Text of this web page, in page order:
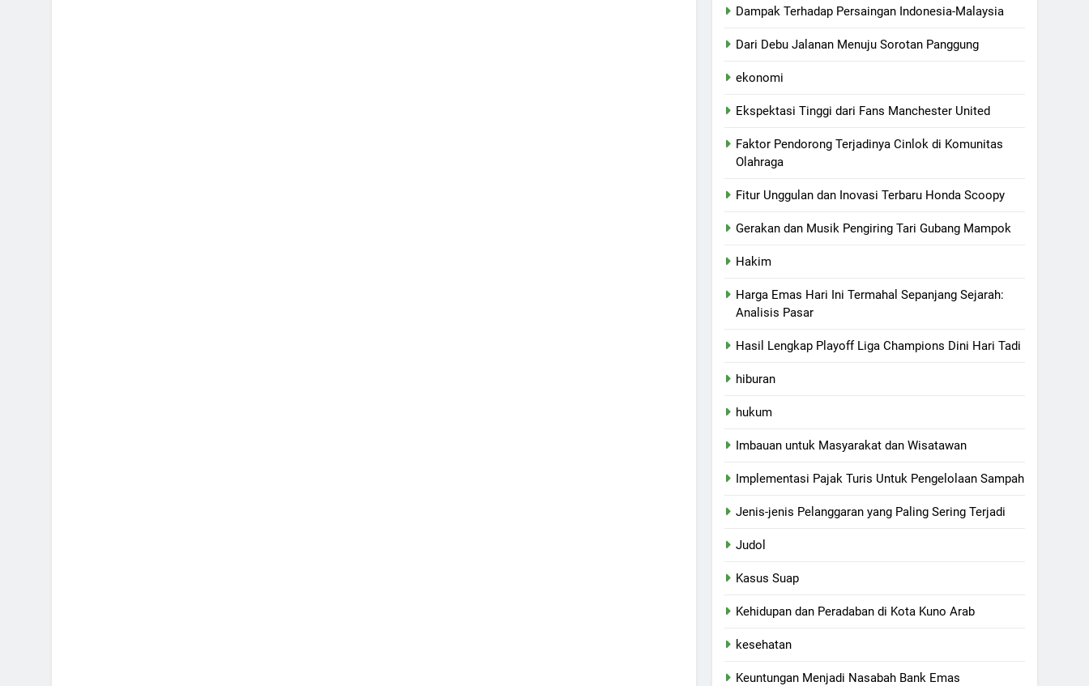
Dampak Terhadap Persaingan Indonesia-Malaysia
Dari Debu Jalanan Menuju Sorotan Panggung
ekonomi
Ekspektasi Tinggi dari Fans Manchester United
Faktor Pendorong Terjadinya Cinlok di Komunitas
Olahraga
Fitur Unggulan dan Inovasi Terbaru Honda Scoopy
Gerakan dan Musik Pengiring Tari Gubang Mampok
Hakim
Harga Emas Hari Ini Termahal Sepanjang Sejarah:
Analisis Pasar
Hasil Lengkap Playoff Liga Champions Dini Hari Tadi
hiburan
hukum
Imbauan untuk Masyarakat dan Wisatawan
Implementasi Pajak Turis Untuk Pengelolaan Sampah
Jenis-jenis Pelanggaran yang Paling Sering Terjadi
Judol
Kasus Suap
Kehidupan dan Peradaban di Kota Kuno Arab
kesehatan
Keuntungan Menjadi Nasabah Bank Emas